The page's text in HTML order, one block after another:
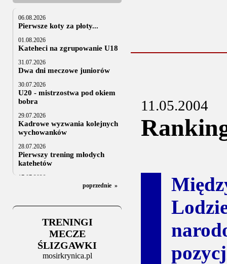
06.08.2026
Pierwsze koty za płoty...
01.08.2026
Kateheci na zgrupowanie U18
31.07.2026
Dwa dni meczowe juniorów
30.07.2026
U20 - mistrzostwa pod okiem
bobra
29.07.2026
Kadrowe wyzwania kolejnych
wychowanków
28.07.2026
Pierwszy trening młodych
katehetów
17.07.2026
U20: z kraju i z zagranicy
Za trzy tygodnie na lód
06.07.2025
Stowarzyszenie po Walnym
poprzednie »
TRENINGI
MECZE
ŚLIZGAWKI
mosirkrynica.pl
11.05.2004